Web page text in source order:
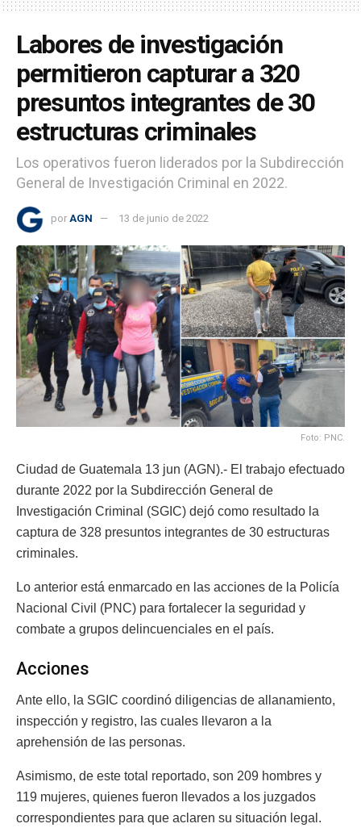
Labores de investigación
permitieron capturar a 320
presuntos integrantes de 30
estructuras criminales
Los operativos fueron liderados por la Subdirección
General de Investigación Criminal en 2022.
por AGN 13 de junio de 2022
Foto: PNC.
Ciudad de Guatemala 13 jun (AGN).- El trabajo efectuado
durante 2022 por la Subdirección General de
Investigación Criminal (SGIC) dejó como resultado la
captura de 328 presuntos integrantes de 30 estructuras
criminales.
Lo anterior está enmarcado en las acciones de la Policía
Nacional Civil (PNC) para fortalecer la seguridad y
combate a grupos delincuenciales en el país.
Acciones
Ante ello, la SGIC coordinó diligencias de allanamiento,
inspección y registro, las cuales llevaron a la
aprehensión de las personas.
Asimismo, de este total reportado, son 209 hombres y
119 mujeres, quienes fueron llevados a los juzgados
correspondientes para que aclaren su situación legal.